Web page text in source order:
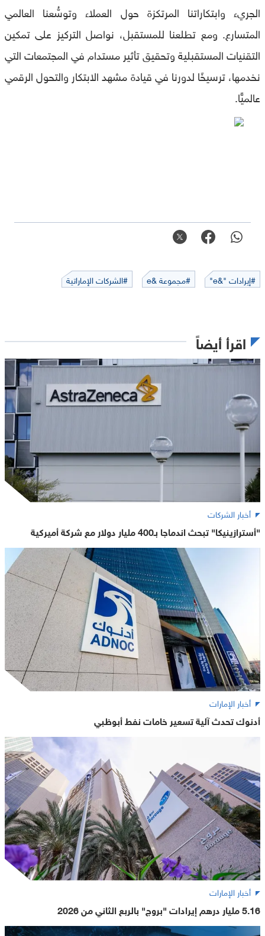
الجريء وابتكاراتنا المرتكزة حول العملاء وتوسُّعنا العالمي
المتسارع. ومع تطلعنا للمستقبل، نواصل التركيز على تمكين
التقنيات المستقبلية وتحقيق تأثير مستدام في المجتمعات التي
نخدمها، ترسيخًا لدورنا في قيادة مشهد الابتكار والتحول الرقمي
عالميًّا.
#إيرادات "&e" #مجموعة &e #الشركات الإماراتية
اقرأ أيضاً
أخبار الشركات
"أسترازينيكا" تبحث اندماجا بـ400 مليار دولار مع شركة أميركية
أخبار الإمارات
أدنوك تحدث آلية تسعير خامات نفط أبوظبي
أخبار الإمارات
5.16 مليار درهم إيرادات "بروج" بالربع الثاني من 2026